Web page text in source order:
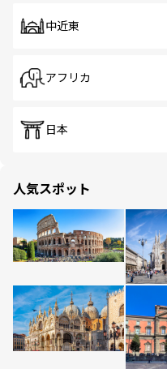
中近東
アフリカ
日本
人気スポット